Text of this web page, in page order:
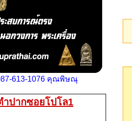
613-1076 คุณพิษณุ
ำปากซอยโปโล1